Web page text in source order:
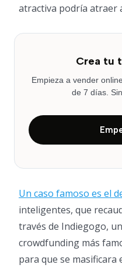
atractiva podría atraer
Crea tu
Empieza a vender
de 7 días.
Un caso famoso es el
inteligentes, que
través de Indiegogo,
crowdfunding más
para que se masificara